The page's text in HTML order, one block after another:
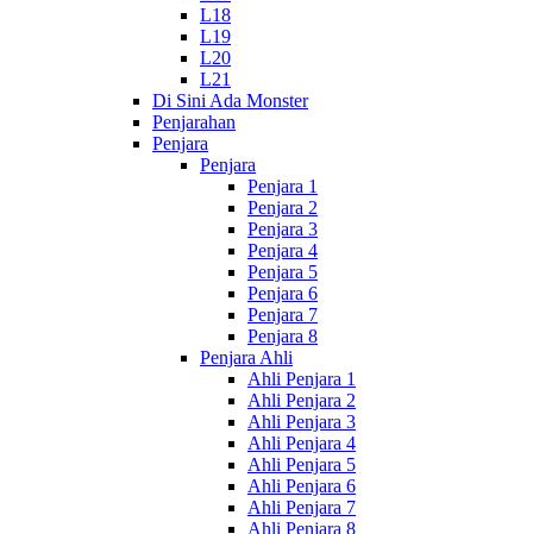
L18
L19
L20
L21
Di Sini Ada Monster
Penjarahan
Penjara
Penjara
Penjara 1
Penjara 2
Penjara 3
Penjara 4
Penjara 5
Penjara 6
Penjara 7
Penjara 8
Penjara Ahli
Ahli Penjara 1
Ahli Penjara 2
Ahli Penjara 3
Ahli Penjara 4
Ahli Penjara 5
Ahli Penjara 6
Ahli Penjara 7
Ahli Penjara 8